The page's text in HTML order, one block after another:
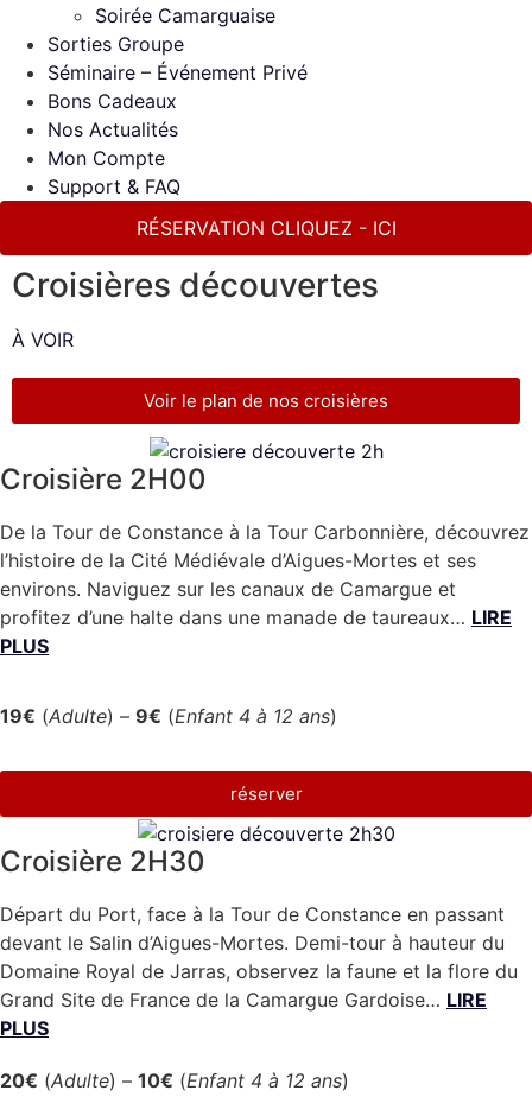
Soirée Camarguaise
Sorties Groupe
Séminaire – Événement Privé
Bons Cadeaux
Nos Actualités
Mon Compte
Support & FAQ
RÉSERVATION CLIQUEZ - ICI
Croisières découvertes
À VOIR
Voir le plan de nos croisières
Croisière 2H00
De la Tour de Constance à la Tour Carbonnière, découvrez
l’histoire de la Cité Médiévale d’Aigues-Mortes et ses
environs. Naviguez sur les canaux de Camargue et
profitez d’une halte dans une manade de taureaux… LIRE
PLUS
19€ (Adulte) – 9€ (Enfant 4 à 12 ans)
réserver
Croisière 2H30
Départ du Port, face à la Tour de Constance en passant
devant le Salin d’Aigues-Mortes. Demi-tour à hauteur du
Domaine Royal de Jarras, observez la faune et la flore du
Grand Site de France de la Camargue Gardoise… LIRE
PLUS
20€ (Adulte) – 10€ (Enfant 4 à 12 ans)